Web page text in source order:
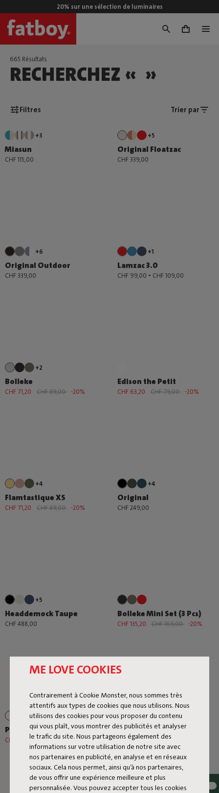
ME LOVE COOKIES
Contrairement à Cookie Monster, nous sommes très
attentifs aux types de cookies que nous utilisons. Nous
utilisons des cookies pour vous proposer du contenu
qui vous plaît, vous montrer des publicités et analyser
le trafic du site. Nous partageons également des
informations sur votre utilisation de notre site avec
nos partenaires en publicité, en analyse et en réseaux
sociaux. Cela nous permet, ainsi qu’à nos partenaires,
de vous offrir une expérience meilleure et plus
personnalisée. Vous pouvez accepter tous les cookies
20% sur une sélection de luminaires
0
665 Résultats
RECHERCHEZ « »
Filtres Trier par
+3
Miasun
CHF 115,00
+5
Original Floatzac
CHF 339,00
+6
Original Outdoor
CHF 339,00
+1
Lamzac 3.0
CHF 99,00 - CHF 109,00
+2
Bolleke
CHF 71,20 CHF 89,00 -20%
Edison the Petit
CHF 63,20 CHF 79,00 -20%
+4
Flamtastique XS
CHF 71,20 CHF 89,00 -20%
+4
Original
CHF 249,00
+5
Headdemock Taupe
CHF 488,00
Bolleke Mini Set (3 Pcs)
CHF 135,20 CHF 169,00 -20%
Prêt A Racket
CHF 92,00 CHF 115,00 -20%
Rock 'n Roll
CHF 339,00